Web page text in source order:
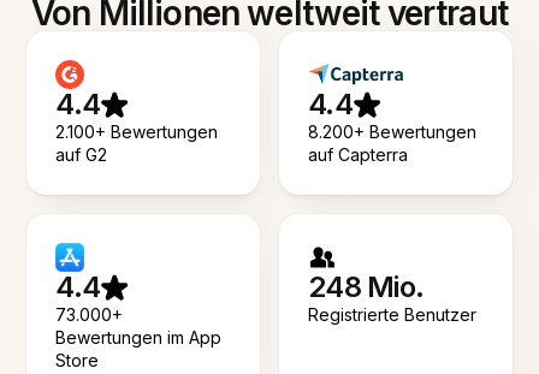
Von Millionen weltweit vertraut
4.4
2.100+ Bewertungen
auf G2
4.4
8.200+ Bewertungen
auf Capterra
4.4
73.000+
Bewertungen im App
Store
248 Mio.
Registrierte Benutzer